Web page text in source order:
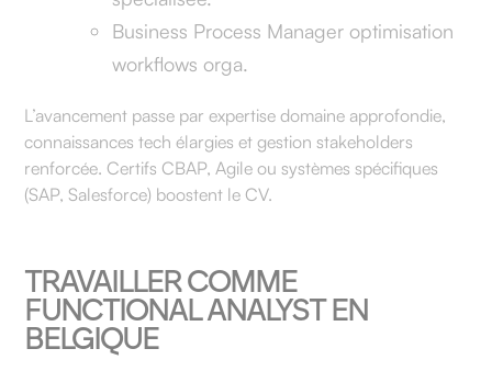
Business Process Manager optimisation
workflows orga.
L’avancement passe par expertise domaine approfondie,
connaissances tech élargies et gestion stakeholders
renforcée. Certifs CBAP, Agile ou systèmes spécifiques
(SAP, Salesforce) boostent le CV.
TRAVAILLER COMME
FUNCTIONAL ANALYST EN
BELGIQUE